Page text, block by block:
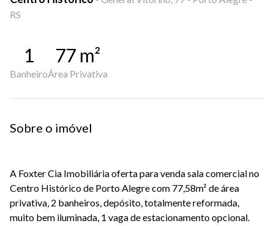
RS
1
Banheiro
77 m²
Área Privativa
Sobre o imóvel
A Foxter Cia Imobiliária oferta para venda sala comercial no
Centro Histórico de Porto Alegre com 77,58m² de área
privativa, 2 banheiros, depósito, totalmente reformada,
muito bem iluminada, 1 vaga de estacionamento opcional.